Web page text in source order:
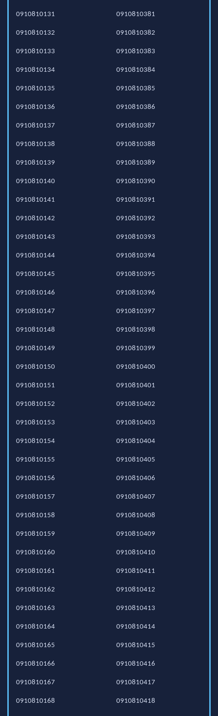
0910810131
0910810132
0910810133
0910810134
0910810135
0910810136
0910810137
0910810138
0910810139
0910810140
0910810141
0910810142
0910810143
0910810144
0910810145
0910810146
0910810147
0910810148
0910810149
0910810150
0910810151
0910810152
0910810153
0910810154
0910810155
0910810156
0910810157
0910810158
0910810159
0910810160
0910810161
0910810162
0910810163
0910810164
0910810165
0910810166
0910810167
0910810168
0910810381
0910810382
0910810383
0910810384
0910810385
0910810386
0910810387
0910810388
0910810389
0910810390
0910810391
0910810392
0910810393
0910810394
0910810395
0910810396
0910810397
0910810398
0910810399
0910810400
0910810401
0910810402
0910810403
0910810404
0910810405
0910810406
0910810407
0910810408
0910810409
0910810410
0910810411
0910810412
0910810413
0910810414
0910810415
0910810416
0910810417
0910810418